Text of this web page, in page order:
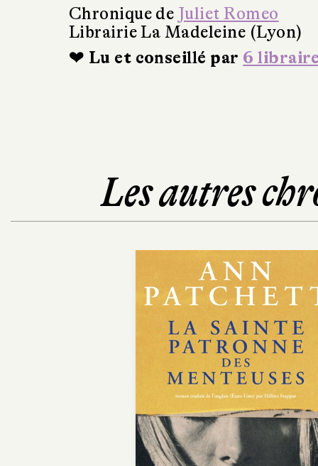
Chronique de Juliet Romeo
Librairie La Madeleine (Lyon)
❤ Lu et conseillé par 6
Les autres